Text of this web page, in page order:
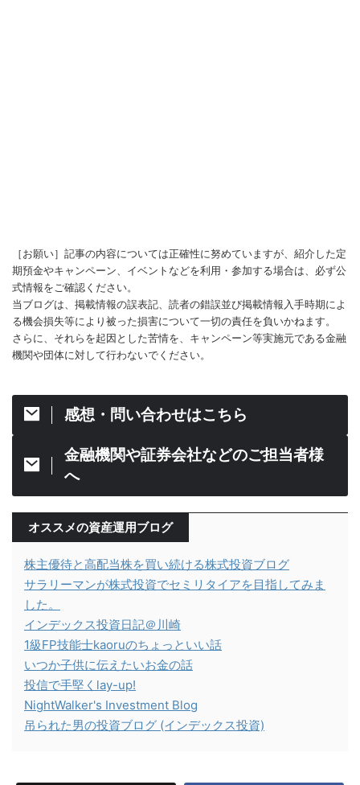
［お願い］記事の内容については正確性に努めていますが、紹介した定
期預金やキャンペーン、イベントなどを利用・参加する場合は、必ず公
式情報をご確認ください。
当ブログは、掲載情報の誤表記、読者の錯誤並び掲載情報入手時期によ
る機会損失等により被った損害について一切の責任を負いかねます。
さらに、それらを起因とした苦情を、キャンペーン等実施元である金融
機関や団体に対して行わないでください。
感想・問い合わせはこちら
金融機関や証券会社などのご担当者様
へ
オススメの資産運用ブログ
株主優待と高配当株を買い続ける株式投資ブログ
サラリーマンが株式投資でセミリタイアを目指してみま
した。
インデックス投資日記＠川崎
1級FP技能士kaoruのちょっといい話
いつか子供に伝えたいお金の話
投信で手堅くlay-up!
NightWalker's Investment Blog
吊られた男の投資ブログ (インデックス投資)